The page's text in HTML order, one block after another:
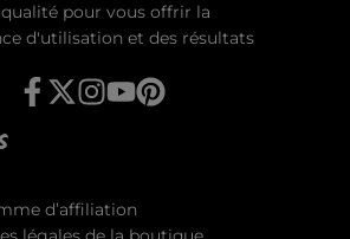
pour vous offrir la
d'utilisation et des résultats
d’affiliation